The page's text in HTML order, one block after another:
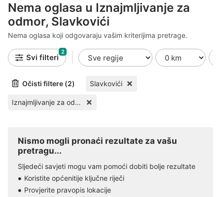
Nema oglasa u Iznajmljivanje za
odmor, Slavkovići
Nema oglasa koji odgovaraju vašim kriterijima pretrage.
Svi filteri
2
Očisti filtere (2) Slavkovići
Iznajmljivanje za odmor
Nismo mogli pronaći rezultate za vašu
pretragu...
Sljedeći savjeti mogu vam pomoći dobiti bolje rezultate
Koristite općenitije ključne riječi
Provjerite pravopis lokacije